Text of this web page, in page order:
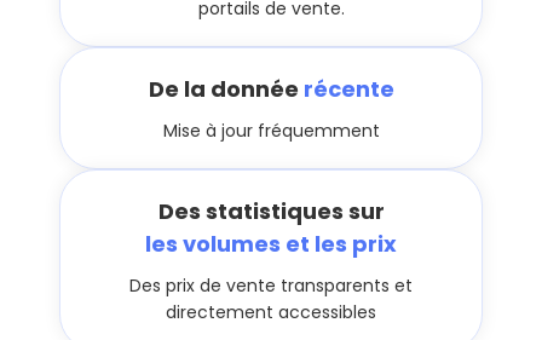
portails de vente.
De la donnée récente
Mise à jour fréquemment
Des statistiques sur
les volumes et les prix
Des prix de vente transparents et
directement accessibles